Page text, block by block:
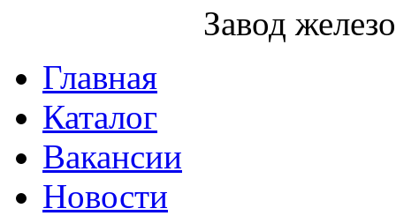
Завод
Главная
Каталог
Вакансии
Новости